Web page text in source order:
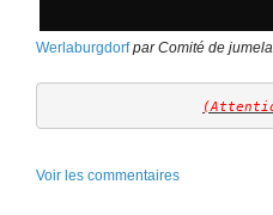
Werlaburgdorf par Comité de
Voir les commentaires